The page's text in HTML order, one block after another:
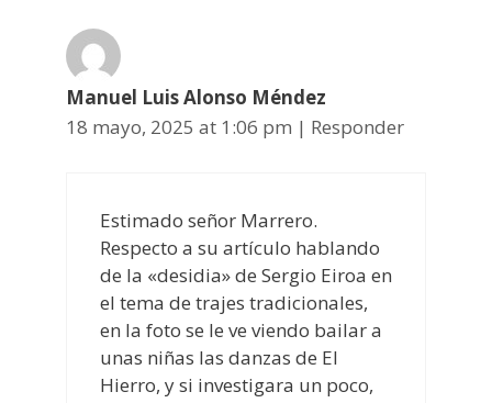
Manuel Luis Alonso Méndez
18 mayo, 2025 at 1:06 pm | Responder
Estimado señor Marrero.
Respecto a su artículo hablando
de la «desidia» de Sergio Eiroa en
el tema de trajes tradicionales,
en la foto se le ve viendo bailar a
unas niñas las danzas de El
Hierro, y si investigara un poco,